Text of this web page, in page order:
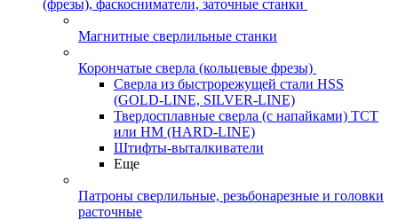
(фрезы), фаскосниматели, заточные станки
Магнитные сверлильные станки
Корончатые сверла (кольцевые фрезы)
Сверла из быстрорежущей стали HSS
(GOLD-LINE, SILVER-LINE)
Твердосплавные сверла (с напайками) ТСТ
или HM (HARD-LINE)
Штифты-выталкиватели
Еще
Патроны сверлильные, резьбонарезные и головки
расточные